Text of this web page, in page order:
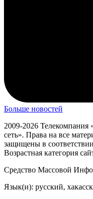
Больше новостей
2009-2026 Телекомпания
сеть». Права на все
защищены в
Возрастная категория
Средство Массовой
Язык(и): русский,